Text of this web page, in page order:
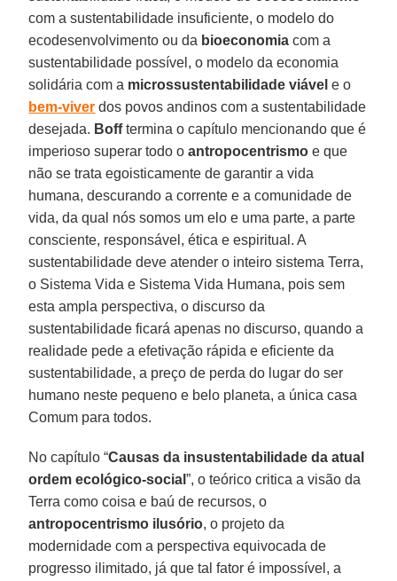
com a sustentabilidade insuficiente, o modelo do
ecodesenvolvimento ou da bioeconomia com a
sustentabilidade possível, o modelo da economia
solidária com a microssustentabilidade viável e o
bem-viver dos povos andinos com a sustentabilidade
desejada. Bofftermina o capítulo mencionando que é
imperioso superar todo oantropocentrismo e que
não se trata egoisticamente de garantir a vida
humana, descurando a corrente e a comunidade de
vida, da qual nós somos um elo e uma parte, a parte
consciente, responsável, ética e espiritual. A
sustentabilidade deve atender o inteiro sistema Terra,
o Sistema Vida e Sistema Vida Humana, pois sem
esta ampla perspectiva, o discurso da
sustentabilidade ficará apenas no discurso, quando a
realidade pede a efetivação rápida e eficiente da
sustentabilidade, a preço de perda do lugar do ser
humano neste pequeno e belo planeta, a única casa
Comum para todos.
No capítulo “Causas da insustentabilidade da atual
ordem ecológico-social”, o teórico critica a visão da
Terra como coisa e baú de recursos, o
antropocentrismo ilusório, o projeto da
modernidade com a perspectiva equivocada de
progresso ilimitado, já que tal fator é impossível, a